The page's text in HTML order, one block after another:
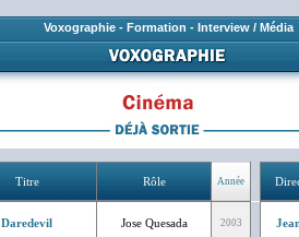
Voxographie - Formation - Interview / Média
Titre Rôle Année
Daredevil Jose Quesada 2003